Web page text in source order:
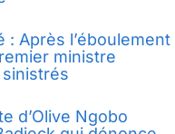
: Après l’éboulement
ministre
d’Olive Ngobo